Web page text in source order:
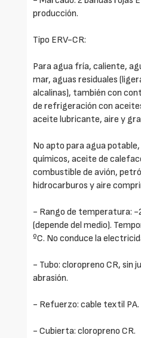
producción.
Tipo ERV-CR:
Para agua fría, caliente,
mar, aguas residuales
alcalinas), también con
de refrigeración con
aceite lubricante, aire y
No apto para agua
químicos, aceite de
combustible de avión,
hidrocarburos y aire
- Rango de temperatura: -
(depende del medio).
ºC. No conduce la
- Tubo: cloropreno CR, sin
abrasión.
- Refuerzo: cable textil PA.
- Cubierta: cloropreno CR.